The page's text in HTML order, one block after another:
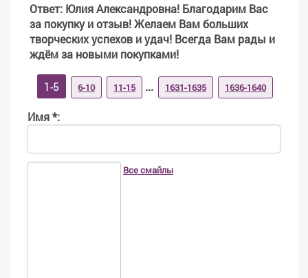
Ответ: Юлия Александровна! Благодарим Вас
за покупку и отзыв! Желаем Вам больших
творческих успехов и удач! Всегда Вам рады и
ждём за новыми покупками!
1-5 6-10 11-15 ... 1631-1635 1636-1640
Имя *:
Все смайлы